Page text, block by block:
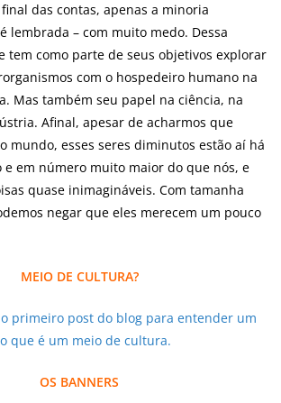
das contas, apenas a minoria
lembrada – com muito medo. Dessa
tem como parte de seus objetivos explorar
com o hospedeiro humano na
Mas também seu papel na ciência, na
Afinal, apesar de acharmos que
mundo, esses seres diminutos estão aí há
em número muito maior do que nós, e
quase inimagináveis. Com tamanha
negar que eles merecem um pouco
MEIO DE CULTURA?
primeiro post do blog para entender um
que é um meio de cultura.
OS BANNERS